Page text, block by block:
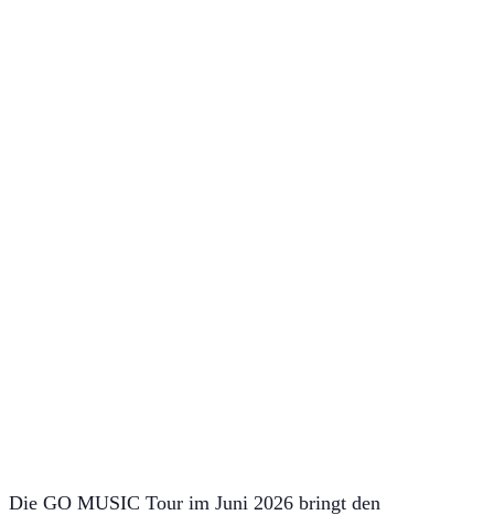
Die GO MUSIC Tour im Juni 2026 bringt den